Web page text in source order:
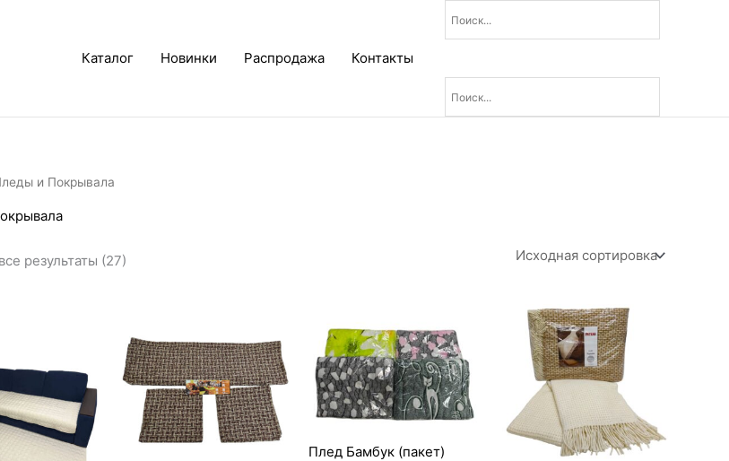
Каталог Новинки Распродажа Контакты
и Покрывала
результаты (27)
–
100₽
3
680₽
–
7
300₽
Плед Бамбук (пакет)
Диапазон
цен:
6
630₽
–
910₽